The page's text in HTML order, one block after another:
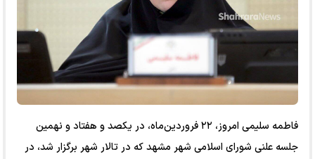
فاطمه سلیمی امروز، ۲۲ فروردین‌ماه، در یکصد و هفتاد و نهمین
جلسه علنی شورای اسلامی شهر مشهد که در تالار شهر برگزار شد، در